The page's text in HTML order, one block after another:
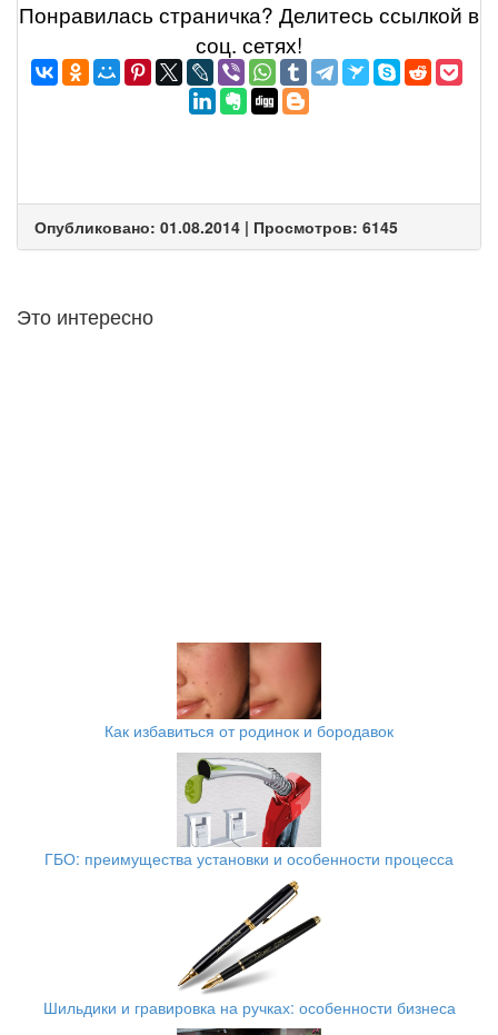
Понравилась страничка? Делитеcь ссылкой в
соц. сетях!
Опубликовано: 01.08.2014 | Просмотров: 6145
Это интересно
Как избавиться от родинок и бородавок
ГБО: преимущества установки и особенности процесса
Шильдики и гравировка на ручках: особенности бизнеса